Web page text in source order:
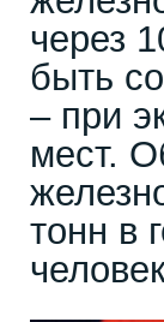
через
быть
– при
мест.
тонн в